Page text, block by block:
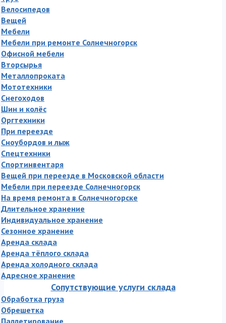
Велосипедов
Вещей
Мебели
Мебели при ремонте Солнечногорск
Офисной мебели
Вторсырья
Металлопроката
Мототехники
Снегоходов
Шин и колёс
Оргтехники
При переезде
Сноубордов и лыж
Спецтехники
Спортинвентаря
Вещей при переезде в Московской области
Мебели при переезде Солнечногорск
На время ремонта в Солнечногорске
Длительное хранение
Индивидуальное хранение
Сезонное хранение
Аренда склада
Аренда тёплого склада
Аренда холодного склада
Адресное хранение
Сопутствующие услуги склада
Обработка груза
Обрешетка